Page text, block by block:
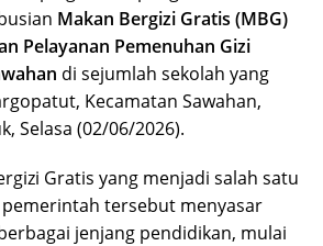
Makan Bergizi Gratis (MBG)
Pelayanan Pemenuhan Gizi
di sejumlah sekolah yang
Kecamatan Sawahan,
Selasa (02/06/2026).
Gratis yang menjadi salah satu
tersebut menyasar
jenjang pendidikan, mulai